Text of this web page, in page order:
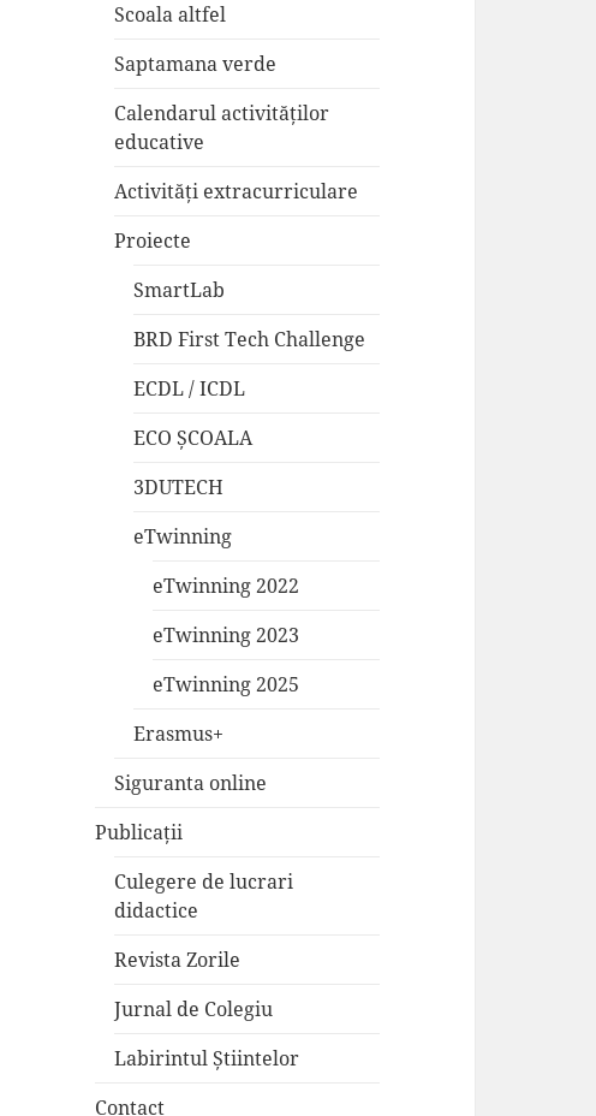
Scoala altfel
Saptamana verde
Calendarul activităților
educative
Activități extracurriculare
Proiecte
SmartLab
BRD First Tech Challenge
ECDL / ICDL
ECO ȘCOALA
3DUTECH
eTwinning
eTwinning 2022
eTwinning 2023
eTwinning 2025
Erasmus+
Siguranta online
Publicații
Culegere de lucrari
didactice
Revista Zorile
Jurnal de Colegiu
Labirintul Știintelor
Contact